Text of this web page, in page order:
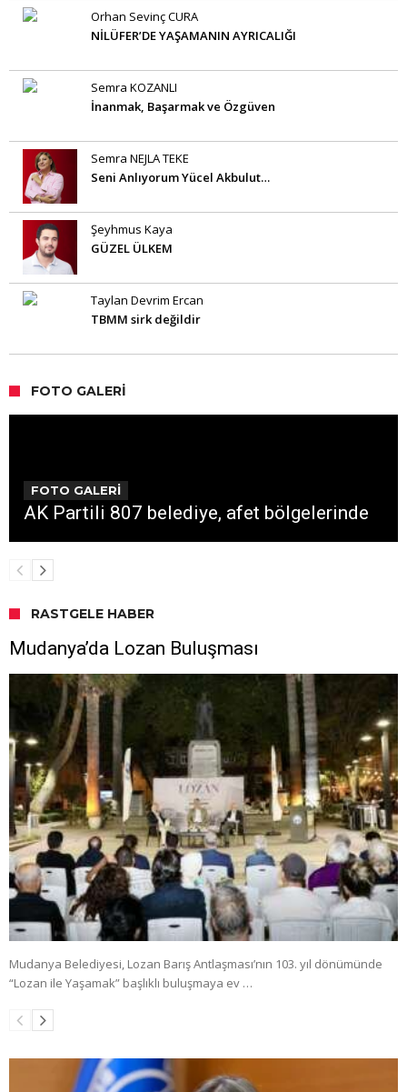
Orhan Sevinç CURA
NİLÜFER’DE YAŞAMANIN AYRICALIĞI
Semra KOZANLI
İnanmak, Başarmak ve Özgüven
Semra NEJLA TEKE
Seni Anlıyorum Yücel Akbulut…
Şeyhmus Kaya
GÜZEL ÜLKEM
Taylan Devrim Ercan
TBMM sirk değildir
FOTO GALERI
FOTO GALERİ
AK Partili 807 belediye, afet bölgelerinde
RASTGELE HABER
Mudanya’da Lozan Buluşması
Mudanya Belediyesi, Lozan Barış Antlaşması’nın 103. yıl dönümünde
“Lozan ile Yaşamak” başlıklı buluşmaya ev …